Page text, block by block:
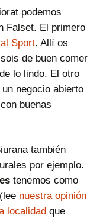
podemos
Falset. El primero
Sport. Allí os
de buen comer
lo lindo. El otro
un negocio abierto
buenas
también
por ejemplo.
tenemos como
nuestra opinión
localidad que